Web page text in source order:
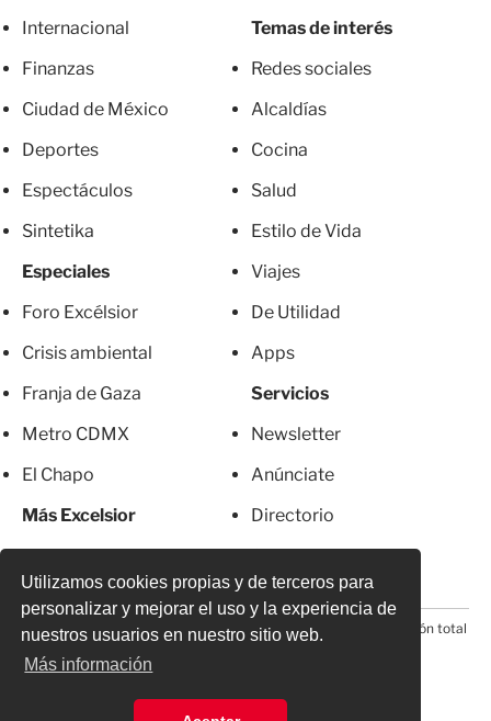
Utilizamos cookies propias y de terceros para
personalizar y mejorar el uso y la experiencia de
nuestros usuarios en nuestro sitio web.
Más información
Internacional
Finanzas
Ciudad de México
Deportes
Espectáculos
Sintetika
Especiales
Foro Excélsior
Crisis ambiental
Franja de Gaza
Metro CDMX
El Chapo
Más Excelsior
Mujeres
Temas de interés
Redes sociales
Alcaldías
Cocina
Salud
Estilo de Vida
Viajes
De Utilidad
Apps
Servicios
Newsletter
Anúnciate
Directorio
Suscripciones
© 2026 Todos los derechos reservados. Prohibida la reproducción total
o parcial, incluyendo cualquier medio electrónico*